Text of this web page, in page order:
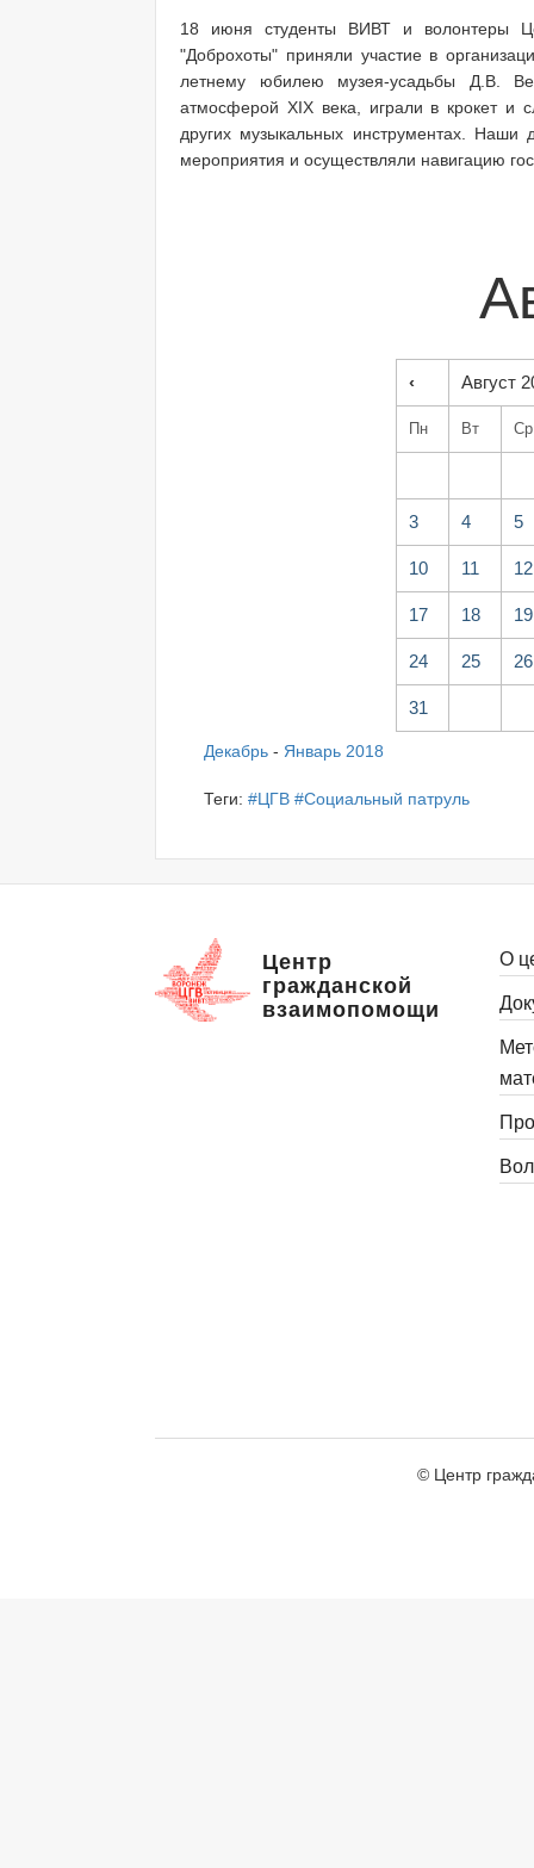
18 июня студенты ВИВТ и волонтеры
"Доброхоты" приняли участие в
летнему юбилею музея-усадьбы Д.В.
атмосферой XIX века, играли в крокет и
других музыкальных инструментах. Наши
мероприятия и осуществляли навигацию
‹ Август
Пн Вт Ср
3 4 5
10 11 12
17 18 19
24 25 26
31
Декабрь - Январь 2018
Теги: #ЦГВ #Социальный патруль
Центр
гражданской
взаимопомощи
О
© Центр